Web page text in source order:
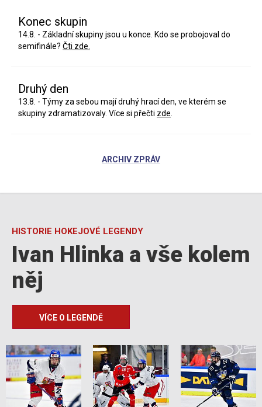
Konec skupin
14.8. - Základní skupiny jsou u konce. Kdo se probojoval do
semifinále? Čti zde.
Druhý den
13.8. - Týmy za sebou mají druhý hrací den, ve kterém se
skupiny zdramatizovaly. Více si přečti zde
ARCHIV ZPRÁV
HISTORIE HOKEJOVÉ LEGENDY
Ivan Hlinka a vše kolem
něj
VÍCE O LEGENDĚ